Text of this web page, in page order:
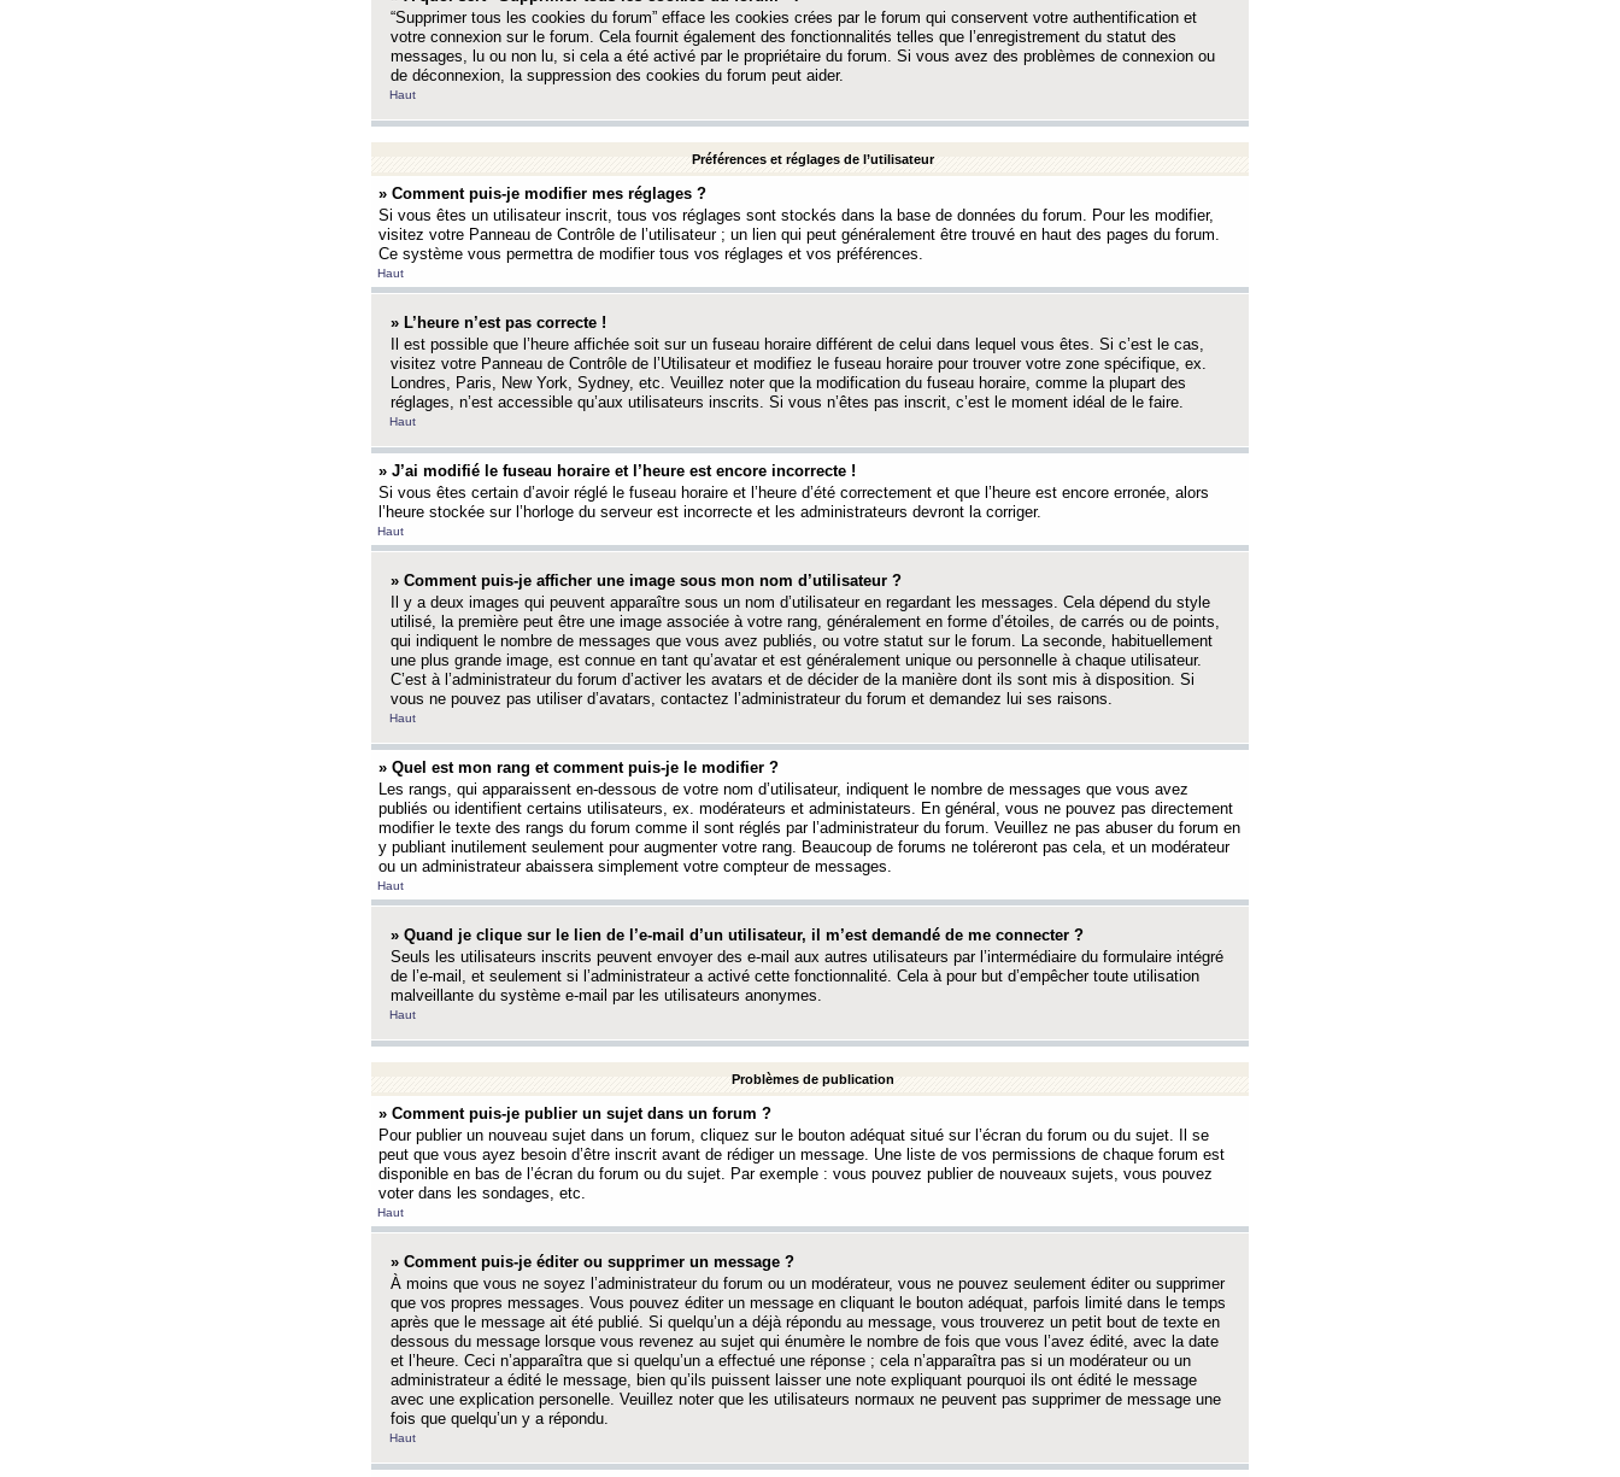
“Supprimer tous les cookies du forum” efface les cookies crées par le forum qui conservent votre authentification et
votre connexion sur le forum. Cela fournit également des fonctionnalités telles que l’enregistrement du statut des
messages, lu ou non lu, si cela a été activé par le propriétaire du forum. Si vous avez des problèmes de connexion ou
de déconnexion, la suppression des cookies du forum peut aider.
Haut
Préférences et réglages de l’utilisateur
» Comment puis-je modifier mes réglages ?
Si vous êtes un utilisateur inscrit, tous vos réglages sont stockés dans la base de données du forum. Pour les modifier,
visitez votre Panneau de Contrôle de l’utilisateur ; un lien qui peut généralement être trouvé en haut des pages du forum.
Ce système vous permettra de modifier tous vos réglages et vos préférences.
Haut
» L’heure n’est pas correcte !
Il est possible que l’heure affichée soit sur un fuseau horaire différent de celui dans lequel vous êtes. Si c’est le cas,
visitez votre Panneau de Contrôle de l’Utilisateur et modifiez le fuseau horaire pour trouver votre zone spécifique, ex.
Londres, Paris, New York, Sydney, etc. Veuillez noter que la modification du fuseau horaire, comme la plupart des
réglages, n’est accessible qu’aux utilisateurs inscrits. Si vous n’êtes pas inscrit, c’est le moment idéal de le faire.
Haut
» J’ai modifié le fuseau horaire et l’heure est encore incorrecte !
Si vous êtes certain d’avoir réglé le fuseau horaire et l’heure d’été correctement et que l’heure est encore erronée, alors
l’heure stockée sur l’horloge du serveur est incorrecte et les administrateurs devront la corriger.
Haut
» Comment puis-je afficher une image sous mon nom d’utilisateur ?
Il y a deux images qui peuvent apparaître sous un nom d’utilisateur en regardant les messages. Cela dépend du style
utilisé, la première peut être une image associée à votre rang, généralement en forme d’étoiles, de carrés ou de points,
qui indiquent le nombre de messages que vous avez publiés, ou votre statut sur le forum. La seconde, habituellement
une plus grande image, est connue en tant qu’avatar et est généralement unique ou personnelle à chaque utilisateur.
C’est à l’administrateur du forum d’activer les avatars et de décider de la manière dont ils sont mis à disposition. Si
vous ne pouvez pas utiliser d’avatars, contactez l’administrateur du forum et demandez lui ses raisons.
Haut
» Quel est mon rang et comment puis-je le modifier ?
Les rangs, qui apparaissent en-dessous de votre nom d’utilisateur, indiquent le nombre de messages que vous avez
publiés ou identifient certains utilisateurs, ex. modérateurs et administateurs. En général, vous ne pouvez pas directement
modifier le texte des rangs du forum comme il sont réglés par l’administrateur du forum. Veuillez ne pas abuser du forum en
y publiant inutilement seulement pour augmenter votre rang. Beaucoup de forums ne toléreront pas cela, et un modérateur
ou un administrateur abaissera simplement votre compteur de messages.
Haut
» Quand je clique sur le lien de l’e-mail d’un utilisateur, il m’est demandé de me connecter ?
Seuls les utilisateurs inscrits peuvent envoyer des e-mail aux autres utilisateurs par l’intermédiaire du formulaire intégré
de l’e-mail, et seulement si l’administrateur a activé cette fonctionnalité. Cela à pour but d’empêcher toute utilisation
malveillante du système e-mail par les utilisateurs anonymes.
Haut
Problèmes de publication
» Comment puis-je publier un sujet dans un forum ?
Pour publier un nouveau sujet dans un forum, cliquez sur le bouton adéquat situé sur l’écran du forum ou du sujet. Il se
peut que vous ayez besoin d’être inscrit avant de rédiger un message. Une liste de vos permissions de chaque forum est
disponible en bas de l’écran du forum ou du sujet. Par exemple : vous pouvez publier de nouveaux sujets, vous pouvez
voter dans les sondages, etc.
Haut
» Comment puis-je éditer ou supprimer un message ?
À moins que vous ne soyez l’administrateur du forum ou un modérateur, vous ne pouvez seulement éditer ou supprimer
que vos propres messages. Vous pouvez éditer un message en cliquant le bouton adéquat, parfois limité dans le temps
après que le message ait été publié. Si quelqu’un a déjà répondu au message, vous trouverez un petit bout de texte en
dessous du message lorsque vous revenez au sujet qui énumère le nombre de fois que vous l’avez édité, avec la date
et l’heure. Ceci n’apparaîtra que si quelqu’un a effectué une réponse ; cela n’apparaîtra pas si un modérateur ou un
administrateur a édité le message, bien qu’ils puissent laisser une note expliquant pourquoi ils ont édité le message
avec une explication personelle. Veuillez noter que les utilisateurs normaux ne peuvent pas supprimer de message une
fois que quelqu’un y a répondu.
Haut